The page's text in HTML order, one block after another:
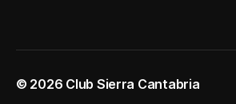
© 2026 Club Sierra Cantabria